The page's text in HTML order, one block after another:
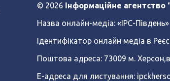
© 2026 Інформаційне агентство
Назва онлайн-медіа: «ІРС-Південь»
Ідентифікатор онлайн медіа в
Поштова адреса: 73009 м.
Е-адреса для листування: